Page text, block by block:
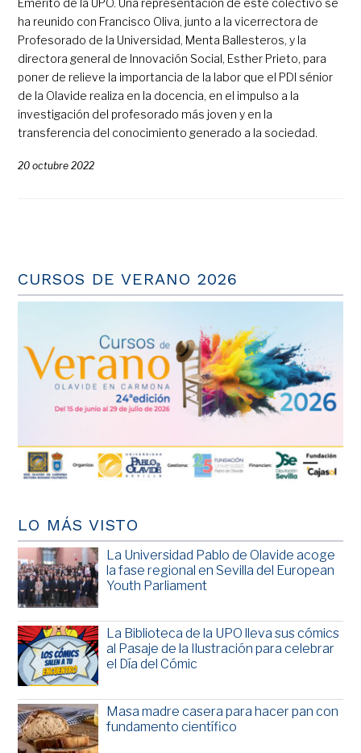
ha reunido con Francisco Oliva, junto a la vicerrectora de
Profesorado de la Universidad, Menta Ballesteros, y la
directora general de Innovación Social, Esther Prieto, para
poner de relieve la importancia de la labor que el PDI sénior
de la Olavide realiza en la docencia, en el impulso a la
investigación del profesorado más joven y en la
transferencia del conocimiento generado a la sociedad.
20 octubre 2022
CURSOS DE VERANO 2026
LO MÁS VISTO
La Universidad Pablo de Olavide acoge
la fase regional en Sevilla del European
Youth Parliament
La Biblioteca de la UPO lleva sus cómics
al Pasaje de la Ilustración para celebrar
el Día del Cómic
Masa madre casera para hacer pan con
fundamento científico